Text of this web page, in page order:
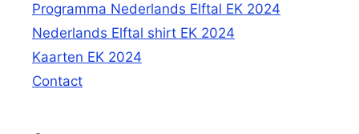
Programma Nederlands Elftal EK 2024
Nederlands Elftal shirt EK 2024
Kaarten EK 2024
Contact